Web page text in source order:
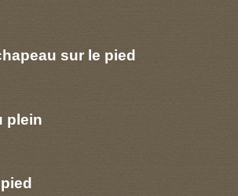
sur le pied
plein